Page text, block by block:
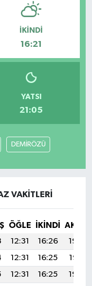
İKINDI
16:21
YATSI
21:05
DEMİRÖZÜ
VAKITLERI
ÖĞLE İKINDI
12:31 16:26
19:48
12:31 16:25
19:47
12:31 16:25
19:46